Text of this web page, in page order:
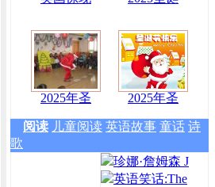
2025年圣 2025年圣
阅读 儿童阅读 英语故事 童话 诗
歌
珍娜·詹姆森 J
英语笑话:The